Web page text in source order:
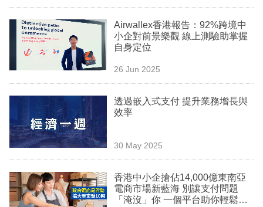
欄
訂
閱
區
Airwallex香港報告：92%跨境中
小企對前景樂觀 線上測驗助掌握
自身定位
26 Jun 2025
透過嵌入式支付 提升業務增長與
效率
30 May 2025
香港中小企搶佔14,000億東南亞
電商市場新藍海 別讓支付問題
「淹沒」你 一個平台助你輕鬆拓